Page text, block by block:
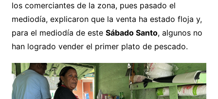
los comerciantes de la zona, pues pasado el
mediodía, explicaron que la venta ha estado floja y,
para el mediodía de este Sábado Santo, algunos no
han logrado vender el primer plato de pescado.